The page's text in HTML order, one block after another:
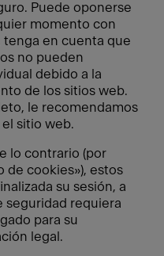
Puede oponerse
momento con
en cuenta que
no pueden
debido a la
de los sitios web.
le recomendamos
sitio web.
lo contrario (por
de cookies»), estos
su sesión, a
seguridad requiera
para su
legal.